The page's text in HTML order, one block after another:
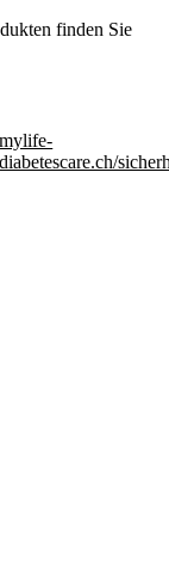
finden Sie
mylife-
diabetescare.ch/